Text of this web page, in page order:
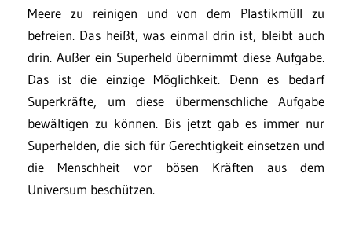
Meere zu reinigen und von dem Plastikmüll zu
befreien. Das heißt, was einmal drin ist, bleibt auch
drin. Außer ein Superheld übernimmt diese Aufgabe.
Das ist die einzige Möglichkeit. Denn es bedarf
Superkräfte, um diese übermenschliche Aufgabe
bewältigen zu können. Bis jetzt gab es immer nur
Superhelden, die sich für Gerechtigkeit einsetzen und
die Menschheit vor bösen Kräften aus dem
Universum beschützen.